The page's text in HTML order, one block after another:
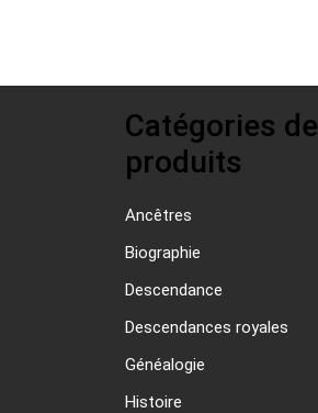
Catégories de
produits
Ancêtres
Biographie
Descendance
Descendances royales
Généalogie
Histoire